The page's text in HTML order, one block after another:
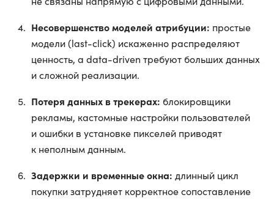
Несовершенство моделей атрибуции: простые
модели (last-click) искаженно распределяют
ценность, а data-driven требуют больших данных
и сложной реализации.
Потеря данных в трекерах: блокировщики
рекламы, кастомные настройки пользователей
и ошибки в установке пикселей приводят
к неполным данным.
Задержки и временные окна: длинный цикл
покупки затрудняет корректное сопоставление